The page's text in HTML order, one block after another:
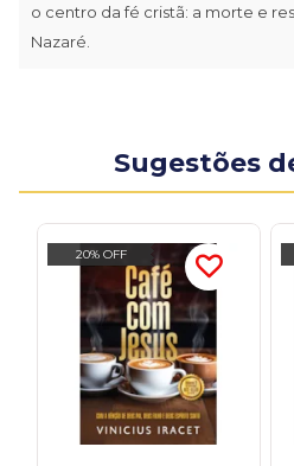
o centro da fé cristã: a morte e
Nazaré.
Sugestões
20% OFF